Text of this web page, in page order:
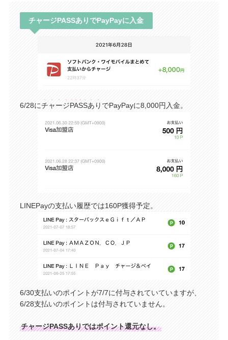
チャージPASSありでPayPayに入金
6/28にチャージPASSあり でPayPayに8,000円入金。
LINEPayの支払い履歴では160P獲得予定。
6/30支払いのポイントが7/7に付与されていていますが、
6/28支払いのポイントは付与されていません。
チャージPASSありではポイント還元なし。